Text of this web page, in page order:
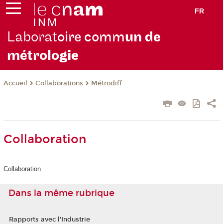
FR
Laboratoire commun de
métrologie
Accueil Collaborations Métrodiff
Collaboration
Collaboration
Dans la même rubrique
Rapports avec l'Industrie